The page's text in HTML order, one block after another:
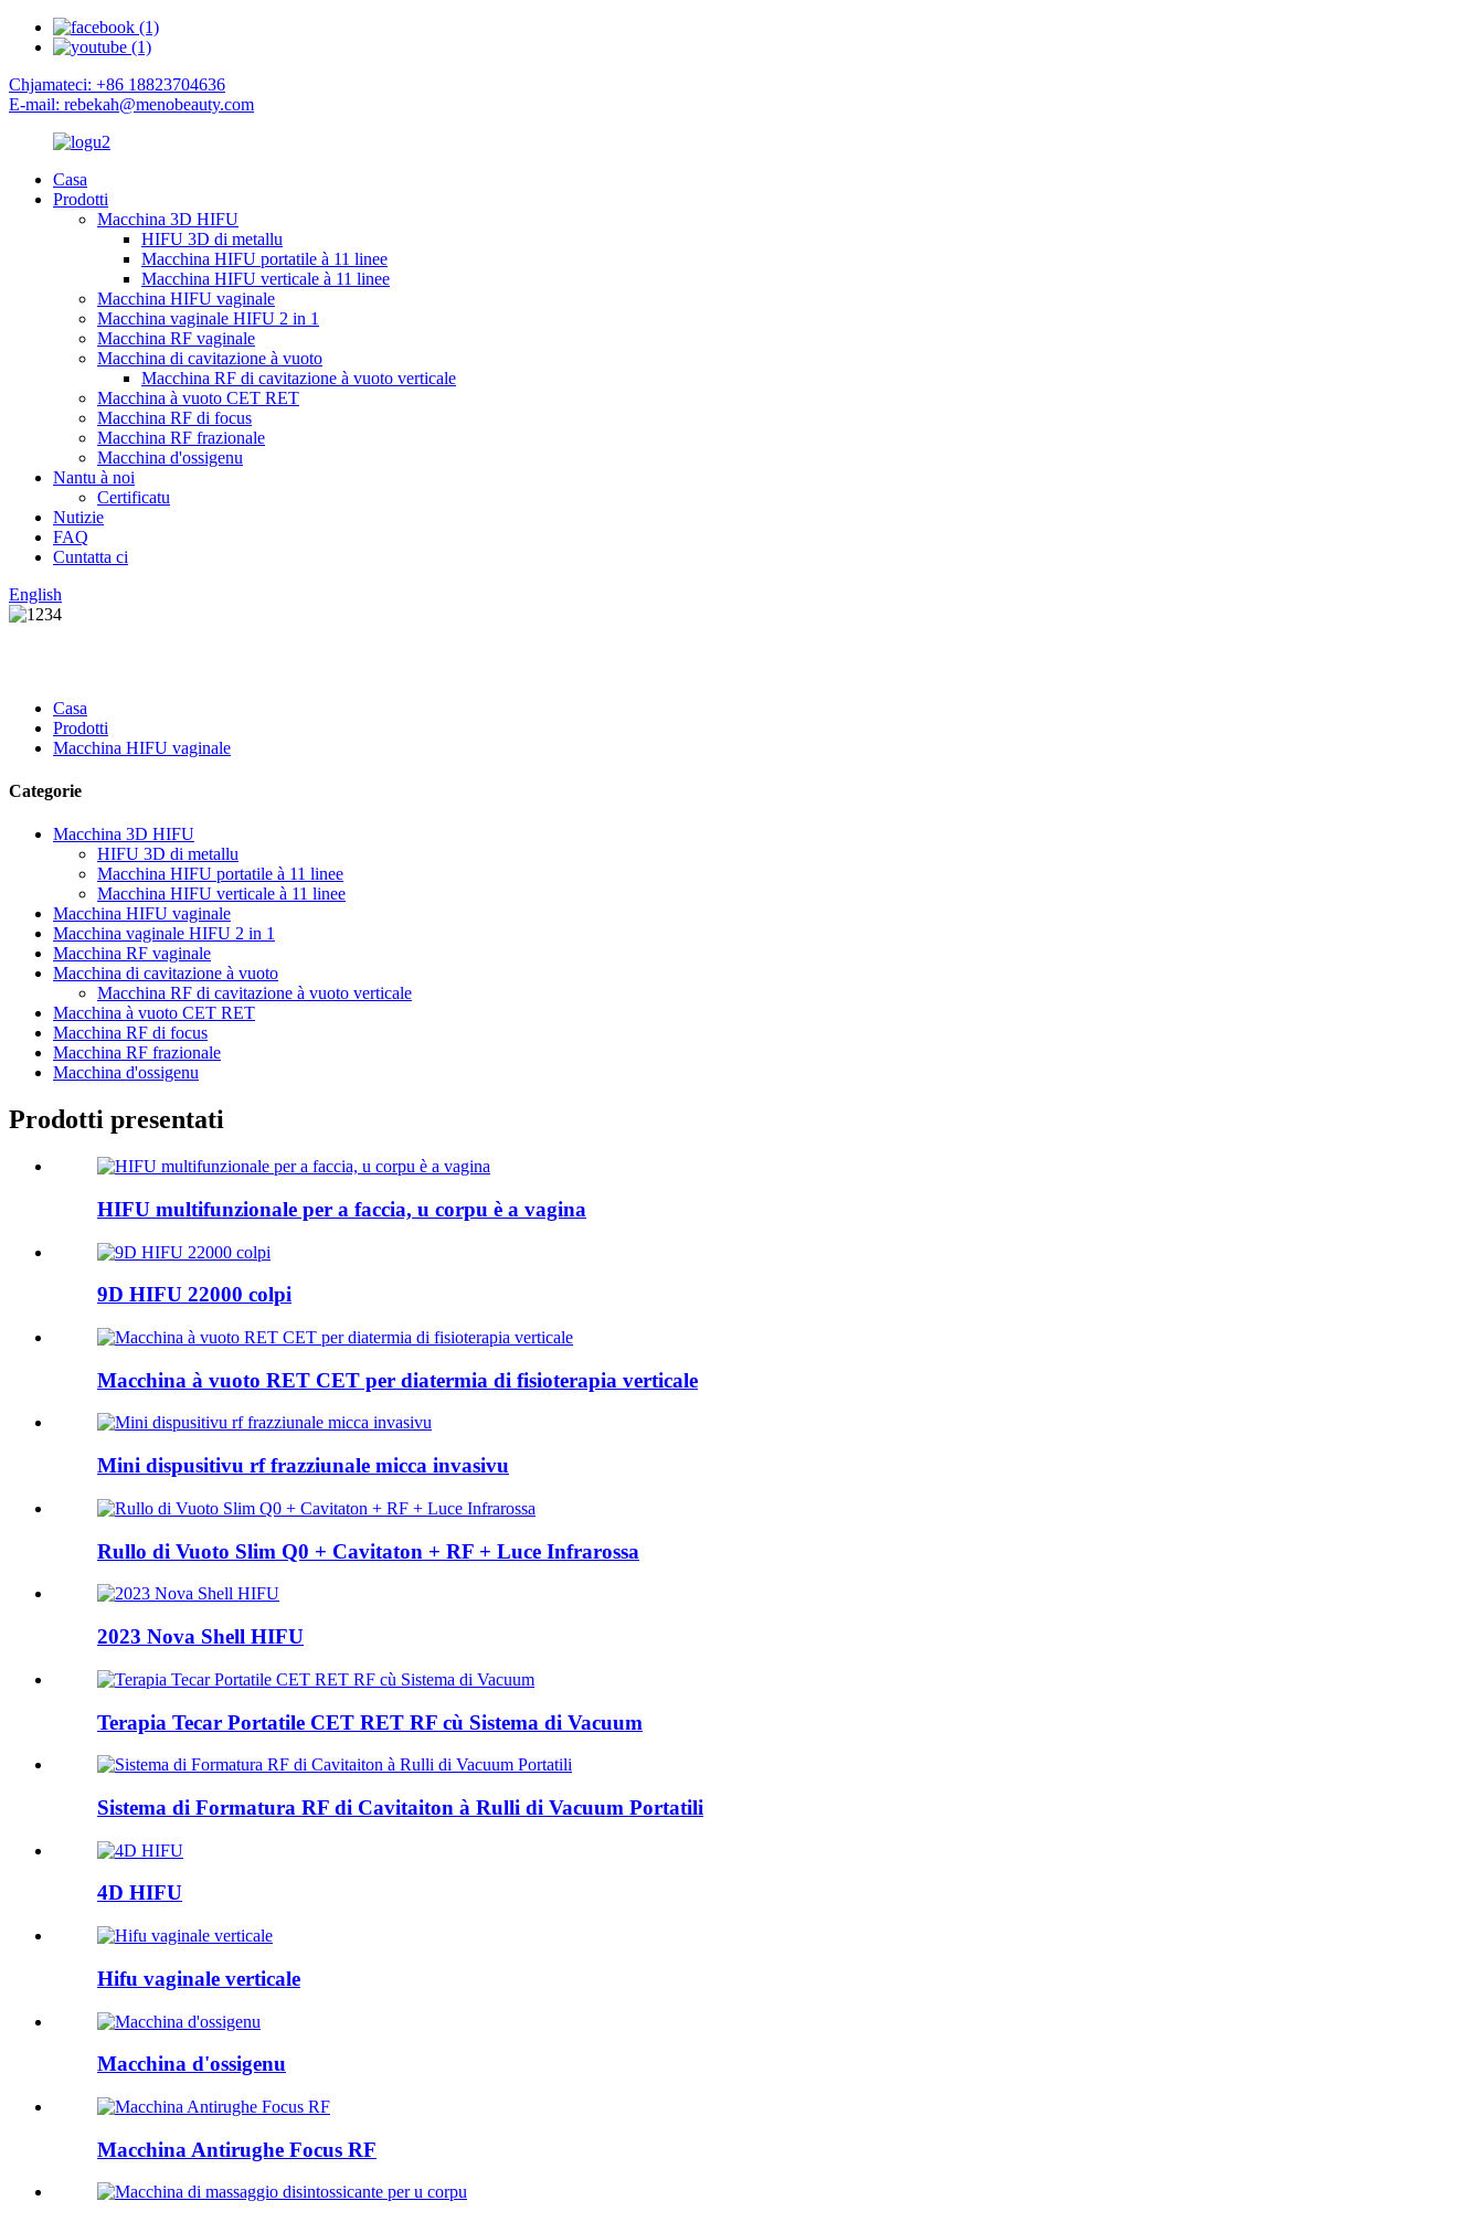
Chjamateci: +86 18823704636
E-mail: rebekah@menobeauty.com
Casa
Prodotti
Macchina 3D HIFU
HIFU 3D di metallu
Macchina HIFU portatile à 11 linee
Macchina HIFU verticale à 11 linee
Macchina HIFU vaginale
Macchina vaginale HIFU 2 in 1
Macchina RF vaginale
Macchina di cavitazione à vuoto
Macchina RF di cavitazione à vuoto verticale
Macchina à vuoto CET RET
Macchina RF di focus
Macchina RF frazionale
Macchina d'ossigenu
Nantu à noi
Certificatu
Nutizie
FAQ
Cuntatta ci
English
Casa
Prodotti
Macchina HIFU vaginale
Categorie
Macchina 3D HIFU
HIFU 3D di metallu
Macchina HIFU portatile à 11 linee
Macchina HIFU verticale à 11 linee
Macchina HIFU vaginale
Macchina vaginale HIFU 2 in 1
Macchina RF vaginale
Macchina di cavitazione à vuoto
Macchina RF di cavitazione à vuoto verticale
Macchina à vuoto CET RET
Macchina RF di focus
Macchina RF frazionale
Macchina d'ossigenu
Prodotti presentati
HIFU multifunzionale per a faccia, u corpu è a vagina
9D HIFU 22000 colpi
Macchina à vuoto RET CET per diatermia di fisioterapia verticale
Mini dispusitivu rf frazziunale micca invasivu
Rullo di Vuoto Slim Q0 + Cavitaton + RF + Luce Infrarossa
2023 Nova Shell HIFU
Terapia Tecar Portatile CET RET RF cù Sistema di Vacuum
Sistema di Formatura RF di Cavitaiton à Rulli di Vacuum Portatili
4D HIFU
Hifu vaginale verticale
Macchina d'ossigenu
Macchina Antirughe Focus RF